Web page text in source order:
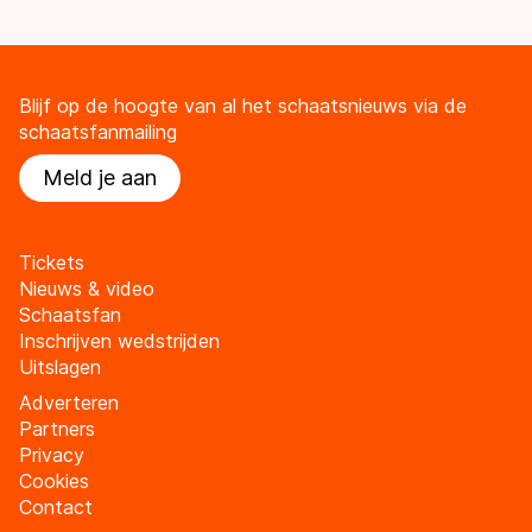
Blijf op de hoogte van al het schaatsnieuws via de
schaatsfanmailing
Meld je aan
Tickets
Nieuws & video
Schaatsfan
Inschrijven wedstrijden
Uitslagen
Adverteren
Partners
Privacy
Cookies
Contact